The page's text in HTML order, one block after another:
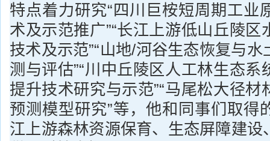
特点着力研究“四川巨桉短周期工业
术及示范推广”“长江上游低山丘陵区
技术及示范”“山地/河谷生态恢复与
测与评估”“川中丘陵区人工林生态系
提升技术研究与示范”“马尾松大径材
预测模型研究”等，他和同事们取得
江上游森林资源保育、生态屏障建设